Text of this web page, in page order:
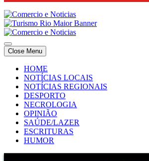
Comercio e Noticias
Notícias e Publicidade Online
Comercio e Noticias
Notícias e Publicidade Online
Close Menu
HOME
NOTÍCIAS LOCAIS
NOTÍCIAS REGIONAIS
DESPORTO
NECROLOGIA
OPINIÃO
SAÚDE/LAZER
ESCRITURAS
HUMOR